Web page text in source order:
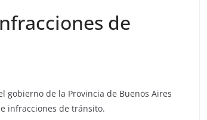
de
gobierno de la Provincia de Buenos Aires
infracciones de tránsito.